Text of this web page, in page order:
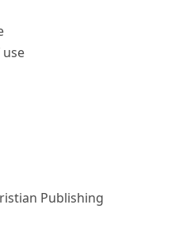
Publishing